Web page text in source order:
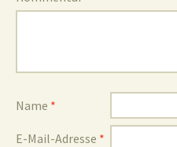
Name *
E-Mail-Adresse *